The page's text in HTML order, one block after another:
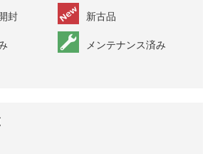
封 新古品
メンテナンス済み